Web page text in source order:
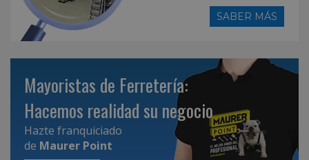
SABER MÁS
Mayoristas de Ferretería:
Hacemos realidad su negocio
Hazte franquiciado
de Maurer Point